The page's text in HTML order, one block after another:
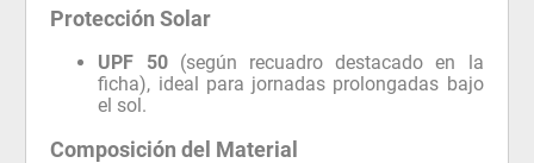
Protección Solar
UPF 50(según recuadro destacado en la
ficha), ideal para jornadas prolongadas bajo
el sol.
Composición del Material